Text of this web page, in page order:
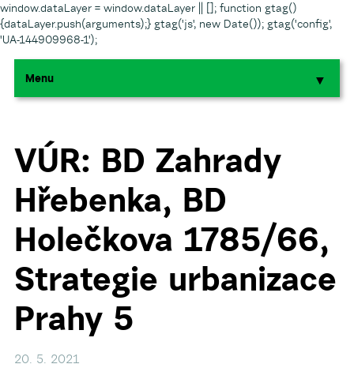
window.dataLayer = window.dataLayer || []; function gtag()
{dataLayer.push(arguments);} gtag('js', new Date()); gtag('config',
'UA-144909968-1');
Menu ▼
▼
▼
VÚR: BD Zahrady
Hřebenka, BD
Holečkova 1785/66,
Strategie urbanizace
Prahy 5
20. 5. 2021